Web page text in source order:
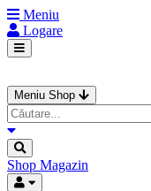
Meniu
Logare
Meniu Shop
Shop Magazin